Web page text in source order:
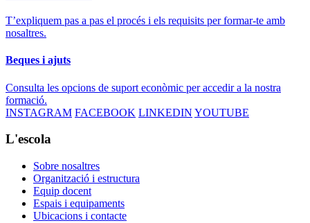
T’expliquem pas a pas el procés i els requisits per formar-te amb
nosaltres.
Beques i ajuts
Consulta les opcions de suport econòmic per accedir a la nostra
formació.
INSTAGRAM FACEBOOK LINKEDIN YOUTUBE
L'escola
Sobre nosaltres
Organització i estructura
Equip docent
Espais i equipaments
Ubicacions i contacte